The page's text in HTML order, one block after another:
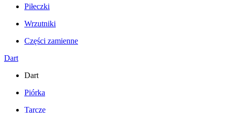
Piłeczki
Wrzutniki
Części zamienne
Dart
Dart
Piórka
Tarcze